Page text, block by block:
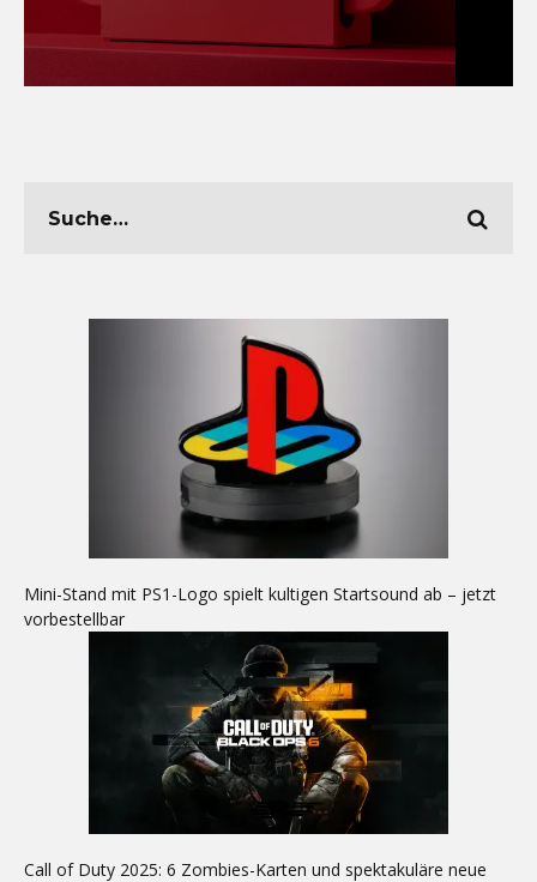
Mini-Stand mit PS1-Logo spielt kultigen Startsound ab – jetzt
vorbestellbar
Call of Duty 2025: 6 Zombies-Karten und spektakuläre neue